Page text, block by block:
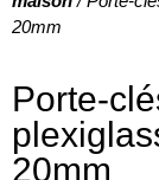
20mm
Porte-
20mm